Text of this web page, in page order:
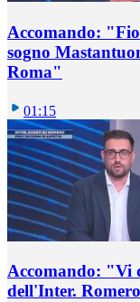
Accomando:
sogno
Roma"
01:15
Accomando: "Vi
dell'Inter.